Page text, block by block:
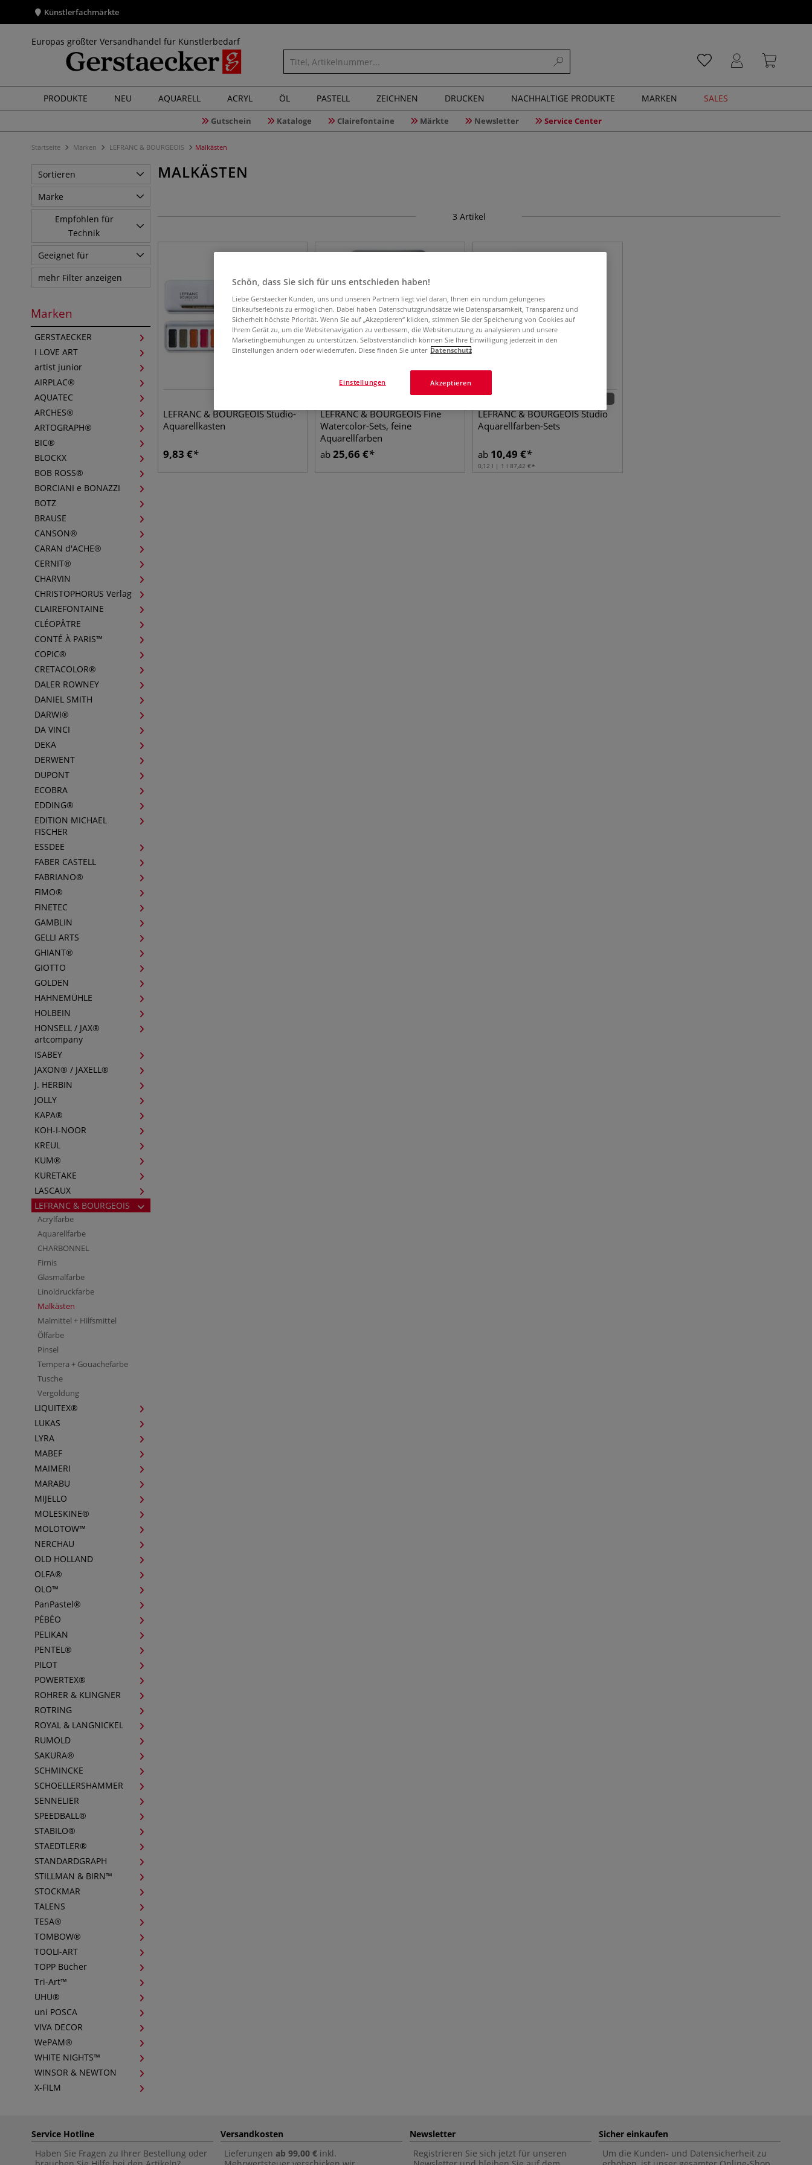
Künstlerfachmärkte
Europas größter Versandhandel für Künstlerbedarf
PRODUKTE NEU AQUARELL ACRYL ÖL PASTELL ZEICHNEN DRUCKEN NACHHALTIGE PRODUKTE MARKEN SALES
Gutschein Kataloge Clairefontaine Märkte Newsletter Service Center
Startseite Marken LEFRANC & BOURGEOIS Malkästen
Sortieren
Marke
Empfohlen für
Technik
Geeignet für
mehr Filter anzeigen
Marken
GERSTAECKER
I LOVE ART
artist junior
AIRPLAC®
AQUATEC
ARCHES®
ARTOGRAPH®
BIC®
BLOCKX
BOB ROSS®
BORCIANI e BONAZZI
BOTZ
BRAUSE
CANSON®
CARAN d'ACHE®
CERNIT®
CHARVIN
CHRISTOPHORUS Verlag
CLAIREFONTAINE
CLÉOPÂTRE
CONTÉ À PARIS™
COPIC®
CRETACOLOR®
DALER ROWNEY
DANIEL SMITH
DARWI®
DA VINCI
DEKA
DERWENT
DUPONT
ECOBRA
EDDING®
EDITION MICHAEL
FISCHER
ESSDEE
FABER CASTELL
FABRIANO®
FIMO®
FINETEC
GAMBLIN
GELLI ARTS
GHIANT®
GIOTTO
GOLDEN
HAHNEMÜHLE
HOLBEIN
HONSELL / JAX®
artcompany
ISABEY
JAXON® / JAXELL®
J. HERBIN
JOLLY
KAPA®
KOH-I-NOOR
KREUL
KUM®
KURETAKE
LASCAUX
LEFRANC & BOURGEOIS
Acrylfarbe
Aquarellfarbe
CHARBONNEL
Firnis
Glasmalfarbe
Linoldruckfarbe
Malkästen
Malmittel + Hilfsmittel
Ölfarbe
Pinsel
Tempera + Gouachefarbe
Tusche
Vergoldung
LIQUITEX®
LUKAS
LYRA
MABEF
MAIMERI
MARABU
MIJELLO
MOLESKINE®
MOLOTOW™
NERCHAU
OLD HOLLAND
OLFA®
OLO™
PanPastel®
PÉBÉO
PELIKAN
PENTEL®
PILOT
POWERTEX®
ROHRER & KLINGNER
ROTRING
ROYAL & LANGNICKEL
RUMOLD
SAKURA®
SCHMINCKE
SCHOELLERSHAMMER
SENNELIER
SPEEDBALL®
STABILO®
STAEDTLER®
STANDARDGRAPH
STILLMAN & BIRN™
STOCKMAR
TALENS
TESA®
TOMBOW®
TOOLI-ART
TOPP Bücher
Tri-Art™
UHU®
uni POSCA
VIVA DECOR
WePAM®
WHITE NIGHTS™
WINSOR & NEWTON
X-FILM
MALKÄSTEN
3 Artikel
LEFRANC & BOURGEOIS Studio-
Aquarellkasten
9,83 €
LEFRANC & BOURGEOIS Fine
Watercolor-Sets, feine
Aquarellfarben
ab 25,66 €
LEFRANC & BOURGEOIS Studio
Aquarellfarben-Sets
ab 10,49 €
0,12 l | 1 l 87,42 €
Service Hotline
Haben Sie Fragen zu Ihrer Bestellung oder
Versandkosten
Lieferungen ab 99,00 € inkl.
Newsletter
Registrieren Sie sich jetzt für unseren
Sicher einkaufen
Um die Kunden- und Datensicherheit zu
Schön, dass Sie sich für uns entschieden haben!
Liebe Gerstaecker Kunden, uns und unseren Partnern liegt viel daran, Ihnen ein rundum gelungenes
Einkaufserlebnis zu ermöglichen. Dabei haben Datenschutzgrundsätze wie Datensparsamkeit, Transparenz und
Sicherheit höchste Priorität. Wenn Sie auf „Akzeptieren“ klicken, stimmen Sie der Speicherung von Cookies auf
Ihrem Gerät zu, um die Websitenavigation zu verbessern, die Websitenutzung zu analysieren und unsere
Marketingbemühungen zu unterstützen. Selbstverständlich können Sie Ihre Einwilligung jederzeit in den
Einstellungen ändern oder wiederrufen. Diese finden Sie unter Datenschutz
Akzeptieren
Einstellungen